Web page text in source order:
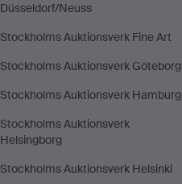
Düsseldorf/Neuss
Stockholms Auktionsverk Fine Art
Stockholms Auktionsverk Göteborg
Stockholms Auktionsverk Hamburg
Stockholms Auktionsverk
Helsingborg
Stockholms Auktionsverk Helsinki